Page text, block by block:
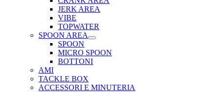
JERK AREA
VIBE
TOPWATER
SPOON AREA
SPOON
MICRO SPOON
BOTTONI
AMI
TACKLE BOX
ACCESSORI E MINUTERIA